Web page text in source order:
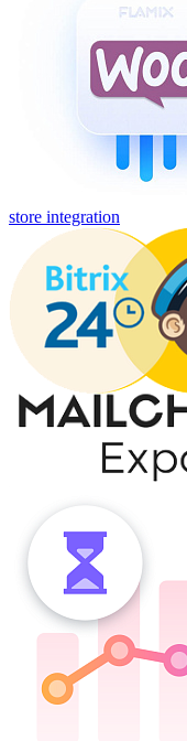
store integration